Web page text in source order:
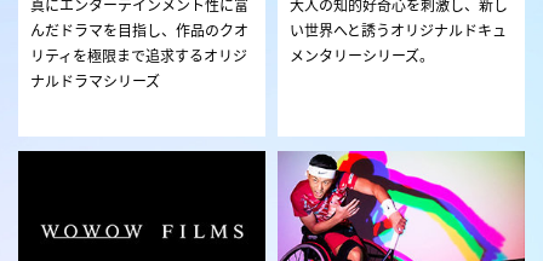
真にエンターテインメント性に富
んだドラマを目指し、作品のクオ
リティを極限まで追求するオリジ
ナルドラマシリーズ
大人の知的好奇心を刺激し、新し
い世界へと誘うオリジナルドキュ
メンタリーシリーズ。